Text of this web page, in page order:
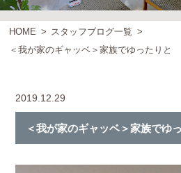
HOME
スタッフブログ一覧
＜我が家のギャッベ＞家族でゆったりと
2019.12.29
＜我が家のギャッベ＞家族でゆ